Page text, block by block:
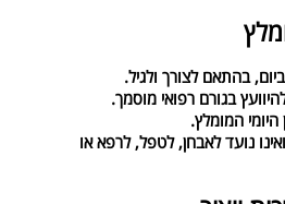
בגורם רפואי מוסמך.
המומלץ.
נועד לאבחן, לטפל, לרפא או